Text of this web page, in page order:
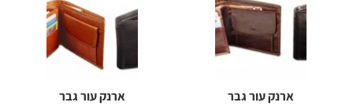
ארנק עור גבר ארנק עור גבר